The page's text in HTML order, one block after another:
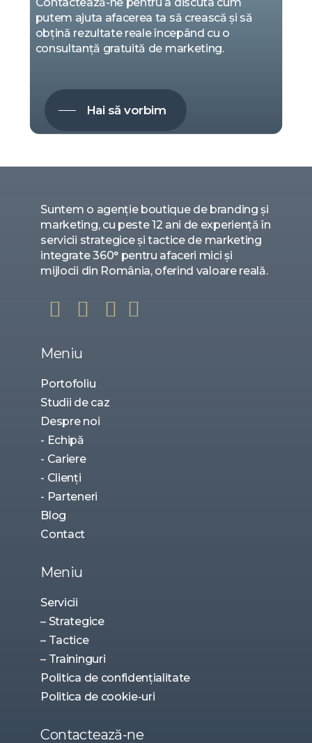
Contactează-ne pentru a discuta cum
putem ajuta afacerea ta să crească și să
obțină rezultate reale începând cu o
consultanță gratuită de marketing.
Hai să vorbim
Suntem o agenție boutique de branding și
marketing, cu peste 12 ani de experiență în
servicii strategice și tactice de marketing
integrate 360° pentru afaceri mici și
mijlocii din România, oferind valoare reală.
Meniu
Portofoliu
Studii de caz
Despre noi
- Echipă
- Cariere
- Clienți
- Parteneri
Blog
Contact
Meniu
Servicii
– Strategice
– Tactice
– Traininguri
Politica de confidențialitate
Politica de cookie-uri
Contactează-ne